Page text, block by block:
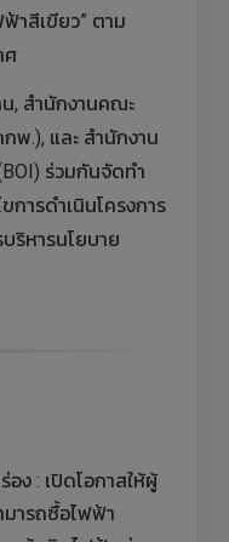
าสีเขียว” ตาม
ศ
, สำนักงานคณะ
พ.), และ สำนักงาน
ร่วมกันจัดทำ
การดำเนินโครงการ
ริหารนโยบาย
อง : เปิดโอกาสให้ผู้
มารถซื้อไฟฟ้า